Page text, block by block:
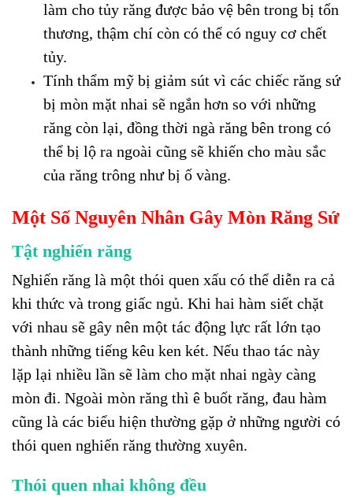
làm cho tủy răng được bảo vệ bên trong bị tổn
thương, thậm chí còn có thể có nguy cơ chết
tủy.
Tính thẩm mỹ bị giảm sút vì các chiếc răng sứ
bị mòn mặt nhai sẽ ngắn hơn so với những
răng còn lại, đồng thời ngà răng bên trong có
thể bị lộ ra ngoài cũng sẽ khiến cho màu sắc
của răng trông như bị ố vàng.
Một Số Nguyên Nhân Gây Mòn Răng Sứ
Tật nghiến răng
Nghiến răng là một thói quen xấu có thể diễn ra cả
khi thức và trong giấc ngủ. Khi hai hàm siết chặt
với nhau sẽ gây nên một tác động lực rất lớn tạo
thành những tiếng kêu ken két. Nếu thao tác này
lặp lại nhiều lần sẽ làm cho mặt nhai ngày càng
mòn đi. Ngoài mòn răng thì ê buốt răng, đau hàm
cũng là các biểu hiện thường gặp ở những người có
thói quen nghiến răng thường xuyên.
Thói quen nhai không đều